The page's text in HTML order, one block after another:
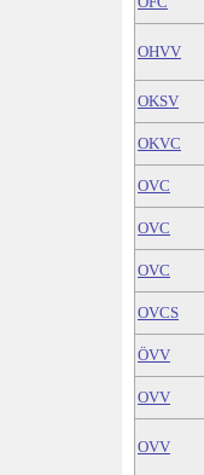
OHVV
OKSV
OKVC
OVC
OVC
OVC
OVCS
ÖVV
OVV
OVV